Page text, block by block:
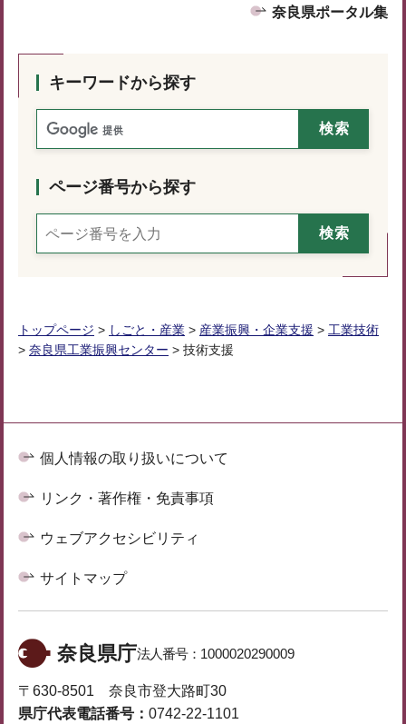
奈良県ポータル集
キーワードから探す
ページ番号から探す
トップページ > しごと・産業 > 産業振興・企業支援 > 工業技術
> 奈良県工業振興センター > 技術支援
個人情報の取り扱いについて
リンク・著作権・免責事項
ウェブアクセシビリティ
サイトマップ
奈良県庁法人番号： 1000020290009
〒630-8501 奈良市登大路町30
県庁代表電話番号： 0742-22-1101